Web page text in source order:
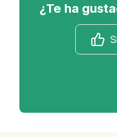
¿Te ha